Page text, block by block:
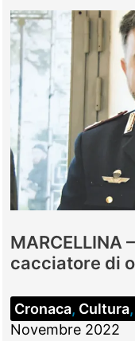
nella
notte,
finanziere
si
toglie
la
vita
MARCELLINA
cacciatore di
Cronaca, Cultura,
Novembre 2022